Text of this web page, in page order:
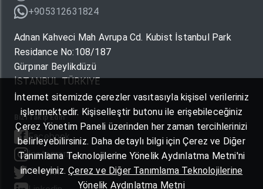
+905312631824
Adnan Kahveci Mah Avrupa Cd. Kubist İstanbul Park
Residance No:108/187
Gürpınar Beylikdüzü
İSTANBUL TÜRKIYE
Bizi Takip Edin
Facebook
Instagram
Twitter
İnternet sitemizde çerezler vasıtasıyla kişisel verileriniz
işlenmektedir. Kişiselleştir butonu ile erişebileceğiniz
Çerez Yönetim Paneli üzerinden her zaman tercihlerinizi
belirleyebilirsiniz. Daha detaylı bilgi için Çerez ve Diğer
Tanımlama Teknolojilerine Yönelik Aydınlatma Metni'ni
inceleyiniz.Çerez ve Diğer Tanımlama Teknolojilerine
Yönelik Aydınlatma Metni